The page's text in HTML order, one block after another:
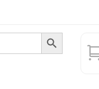
Search Button